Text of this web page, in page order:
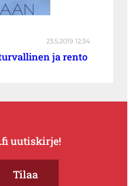
23.5.2019 12:34
ja rento
uutiskirje!